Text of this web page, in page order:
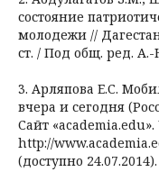
состояние
молодежи //
ст. / Под общ. ред.
3. Арляпова Е.С.
вчера и сегодня
Сайт «academia.edu».
http://
(доступно 24.07.2014).